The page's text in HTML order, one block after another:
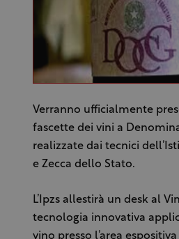
Verranno ufficialmente
fascette dei vini a
realizzate dai tecnici
e Zecca dello Stato.
L’Ipzs allestirà un desk al
tecnologia innovativa
vino presso l’area